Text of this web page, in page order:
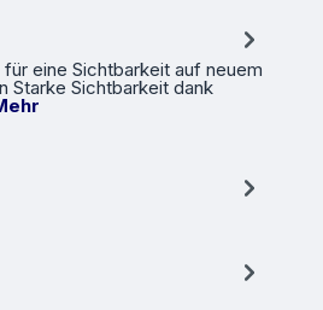
eine Sichtbarkeit auf neuem
Starke Sichtbarkeit dank